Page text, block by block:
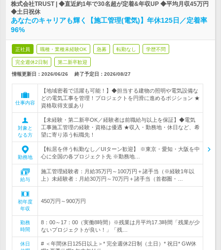
株式会社TRUST | ◆直近約1年で30名超が定着&年収UP ◆平均月収45万円
◆土日祝休
あなたのキャリアも輝く【施工管理(電気)】年休125日／定着率
96%
正社員 職種・業種未経験OK 急募 転勤なし 学歴不問
完全週休2日制 第二新卒歓迎
情報更新日：2026/06/26 終了予定日： 2026/08/27
仕事内容
【地域密着で活躍も可能！】◆担当する建物の照明や電気設備な
どの電気工事を管理！プロジェクトを円滑に進めるポジション ★
資格取得支援あり
対象と
なる方
【未経験・第二新卒OK／経験者は前職給与以上を保証】◆電気
工事施工管理の経験・資格は優遇 ★収入・勤務地・休日など、希
望に寄り添う転職先！
勤務地
【転居を伴う転勤なし／UIターン歓迎】 ※東京・愛知・大阪を中
心に全国の各プロジェクト先 ※勤務地…
給与
施工管理経験者：月給35万円～100万円＋諸手当（※経験1年以
上）未経験者：月給30万円～70万円＋諸手当（首都圏・…
初年度
年収
450万円～900万円
勤務
時間
8：00～17：00（実働8時間）※残業は月平均17.3時間「残業が少
ないプロジェクトが良い！」「残…
休日
# ＜年間休日125日以上＞* 完全週休2日制（土日）* 祝日* GW休